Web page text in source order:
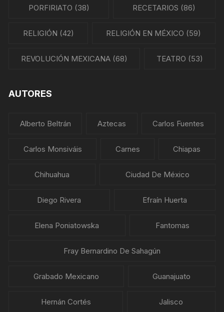
PORFIRIATO (38) RECETARIOS (86)
RELIGIÓN (42) RELIGIÓN EN MÉXICO (59)
REVOLUCIÓN MEXICANA (68) TEATRO (53)
AUTORES
Alberto Beltrán Aztecas Carlos Fuentes
Carlos Monsiváis Carnes Chiapas
Chihuahua Ciudad De México
Diego Rivera Efraín Huerta
Elena Poniatowska Fantomas
Fray Bernardino De Sahagún
Grabado Mexicano Guanajuato
Hernán Cortés Jalisco